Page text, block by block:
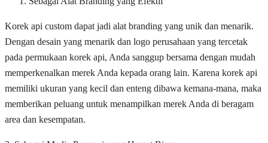
Korek api custom dapat jadi alat branding yang unik dan menarik.
Dengan desain yang menarik dan logo perusahaan yang tercetak
pada permukaan korek api, Anda sanggup bersama dengan mudah
memperkenalkan merek Anda kepada orang lain. Karena korek api
memiliki ukuran yang kecil dan enteng dibawa kemana-mana, maka
memberikan peluang untuk menampilkan merek Anda di beragam
area dan kesempatan.